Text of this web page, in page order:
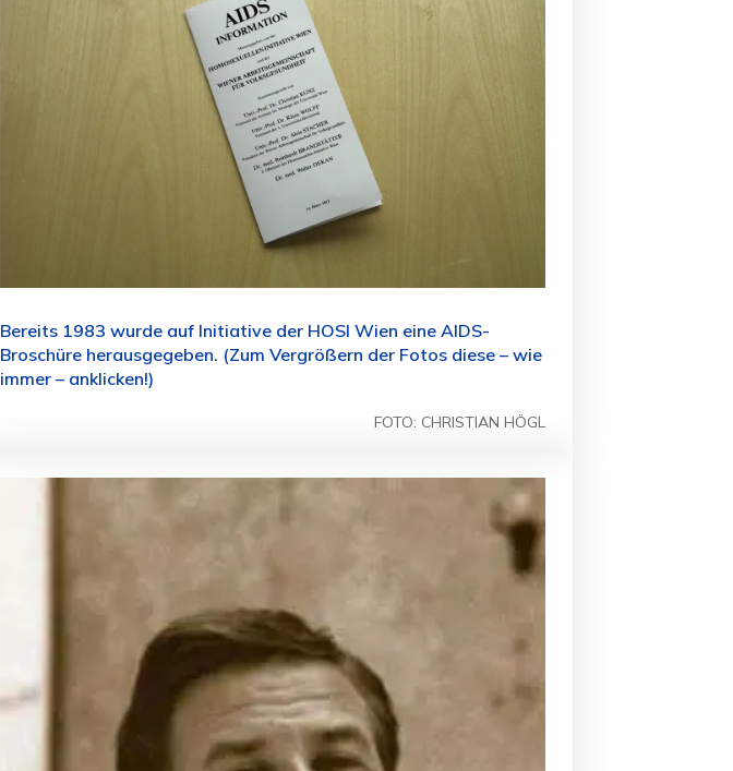
Bereits 1983 wurde auf Initiative der HOSI Wien eine AIDS-
Broschüre herausgegeben. (Zum Vergrößern der Fotos diese – wie
immer – anklicken!)
FOTO: CHRISTIAN HÖGL